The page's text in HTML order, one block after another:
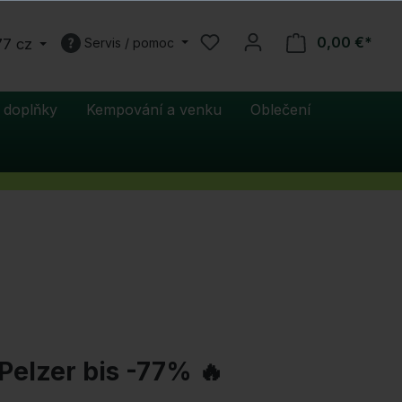
cz Servis / pomoc 0,00 €*
Kempování a venku Oblečení
bis -77% 🔥